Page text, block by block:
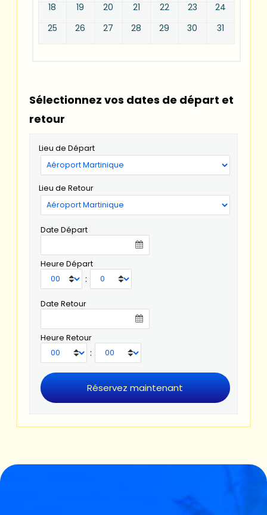
18
19 20 21 22 23
24
25
26 27 28 29 30 31
Sélectionnez vos dates de départ et
retour
Lieu de Départ
Lieu de Retour
Date Départ
Heure Départ
:
Date Retour
Heure Retour
: